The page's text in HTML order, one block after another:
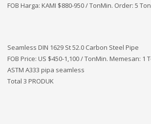
FOB Harga: KAMI $880-950 / TonMin. Order: 5
Seamless DIN 1629 St 52.0 Carbon Steel Pipe
FOB Price: US $450-1,100 / TonMin. Memesan: 1
ASTM A333 pipa seamless
Total 3 PRODUK